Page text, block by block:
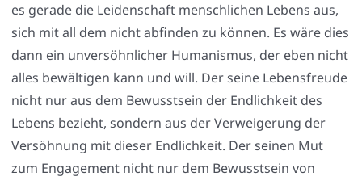
es gera­de die Lei­den­schaft mensch­li­chen Lebens aus,
sich mit all dem nicht abfin­den zu kön­nen. Es wäre dies
dann ein unver­söhn­li­cher Huma­nis­mus, der eben nicht
alles bewäl­ti­gen kann und will. Der sei­ne Lebens­freu­de
nicht nur aus dem Bewusst­sein der End­lich­keit des
Lebens bezieht, son­dern aus der Ver­wei­ge­rung der
Ver­söh­nung mit die­ser End­lich­keit. Der sei­nen Mut
zum Enga­ge­ment nicht nur dem Bewusst­sein von